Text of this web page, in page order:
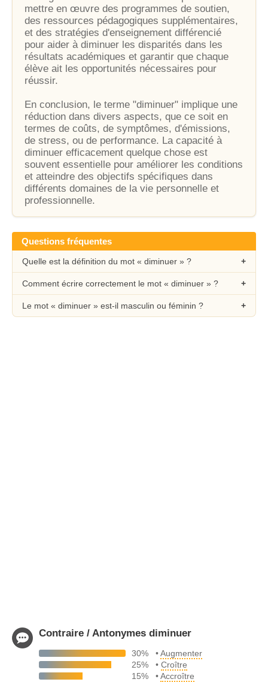
Contraire / Antonymes diminuer
30% •Augmenter
25%
•Croître
15%
•Accroître
mettre en œuvre des programmes de soutien,
des ressources pédagogiques supplémentaires,
et des stratégies d'enseignement différencié
pour aider à diminuer les disparités dans les
résultats académiques et garantir que chaque
élève ait les opportunités nécessaires pour
réussir.
En conclusion, le terme "diminuer" implique une
réduction dans divers aspects, que ce soit en
termes de coûts, de symptômes, d'émissions,
de stress, ou de performance. La capacité à
diminuer efficacement quelque chose est
souvent essentielle pour améliorer les conditions
et atteindre des objectifs spécifiques dans
différents domaines de la vie personnelle et
professionnelle.
Questions fréquentes
Quelle est la définition du mot « diminuer » ?
Comment écrire correctement le mot « diminuer » ?
Le mot « diminuer » est-il masculin ou féminin ?